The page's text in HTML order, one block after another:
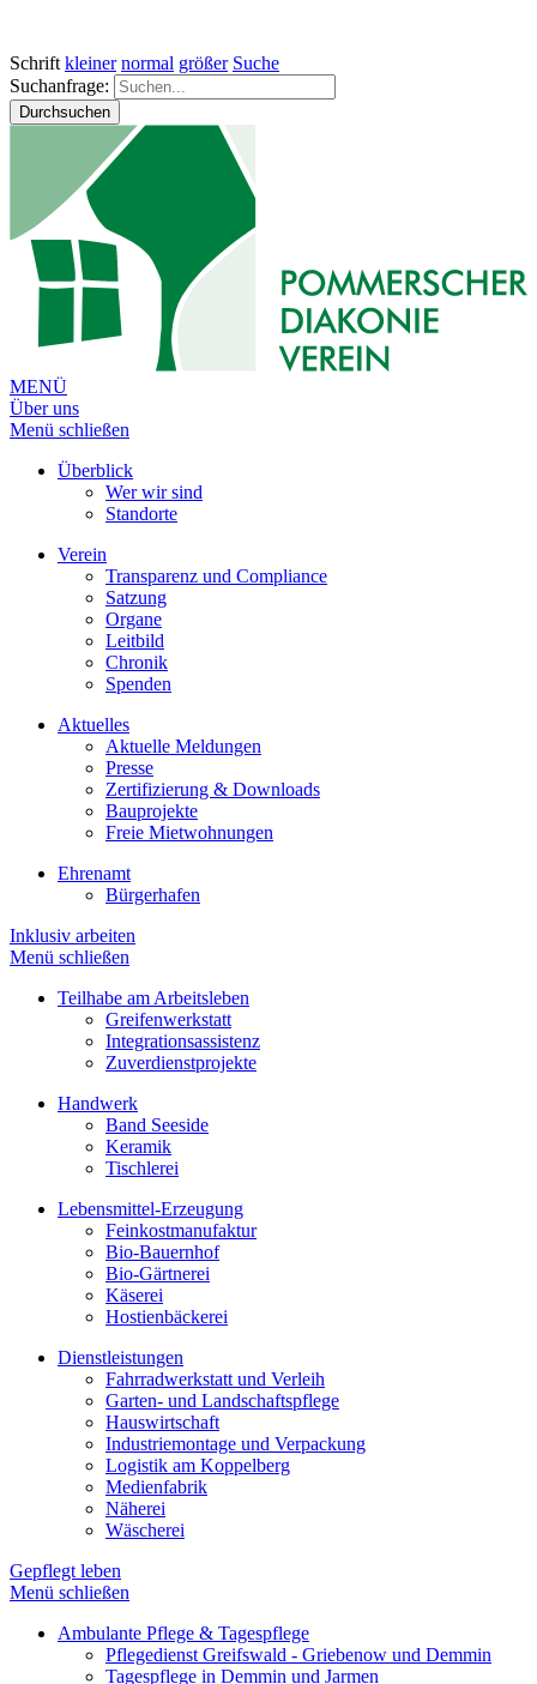
Schrift kleiner normal größer Suche
Suchanfrage:
Durchsuchen
MENÜ
Über uns
Menü schließen
Überblick
Wer wir sind
Standorte
Verein
Transparenz und Compliance
Satzung
Organe
Leitbild
Chronik
Spenden
Aktuelles
Aktuelle Meldungen
Presse
Zertifizierung & Downloads
Bauprojekte
Freie Mietwohnungen
Ehrenamt
Bürgerhafen
Inklusiv arbeiten
Menü schließen
Teilhabe am Arbeitsleben
Greifenwerkstatt
Integrationsassistenz
Zuverdienstprojekte
Handwerk
Band Seeside
Keramik
Tischlerei
Lebensmittel-Erzeugung
Feinkostmanufaktur
Bio-Bauernhof
Bio-Gärtnerei
Käserei
Hostienbäckerei
Dienstleistungen
Fahrradwerkstatt und Verleih
Garten- und Landschaftspflege
Hauswirtschaft
Industriemontage und Verpackung
Logistik am Koppelberg
Medienfabrik
Näherei
Wäscherei
Gepflegt leben
Menü schließen
Ambulante Pflege & Tagespflege
Pflegedienst Greifswald - Griebenow und Demmin
Tagespflege in Demmin und Jarmen